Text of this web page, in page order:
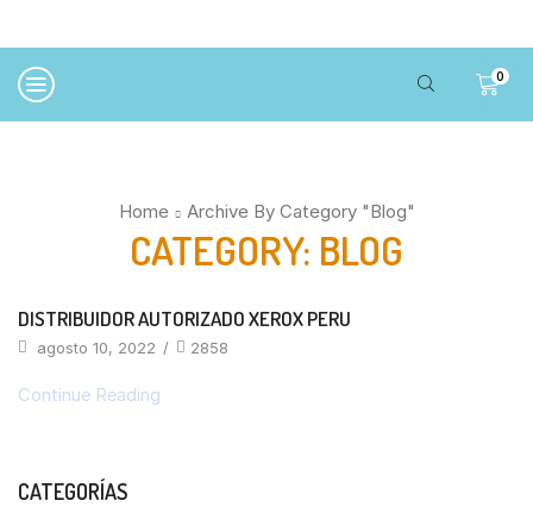
0
Home Archive By Category "Blog"
CATEGORY: BLOG
DISTRIBUIDOR AUTORIZADO XEROX PERU
agosto 10, 2022 / 2858
Continue Reading
CATEGORÍAS